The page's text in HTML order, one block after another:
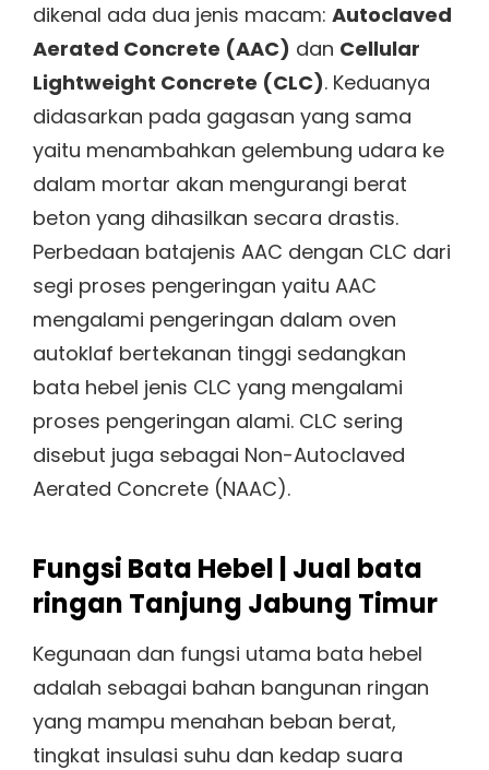
dikenal ada dua jenis macam: Autoclaved
Aerated Concrete (AAC) dan Cellular
Lightweight Concrete (CLC). Keduanya
didasarkan pada gagasan yang sama
yaitu menambahkan gelembung udara ke
dalam mortar akan mengurangi berat
beton yang dihasilkan secara drastis.
Perbedaan batajenis AAC dengan CLC dari
segi proses pengeringan yaitu AAC
mengalami pengeringan dalam oven
autoklaf bertekanan tinggi sedangkan
bata hebel jenis CLC yang mengalami
proses pengeringan alami. CLC sering
disebut juga sebagai Non-Autoclaved
Aerated Concrete (NAAC).
Fungsi Bata Hebel | Jual bata
ringan Tanjung Jabung Timur
Kegunaan dan fungsi utama bata hebel
adalah sebagai bahan bangunan ringan
yang mampu menahan beban berat,
tingkat insulasi suhu dan kedap suara